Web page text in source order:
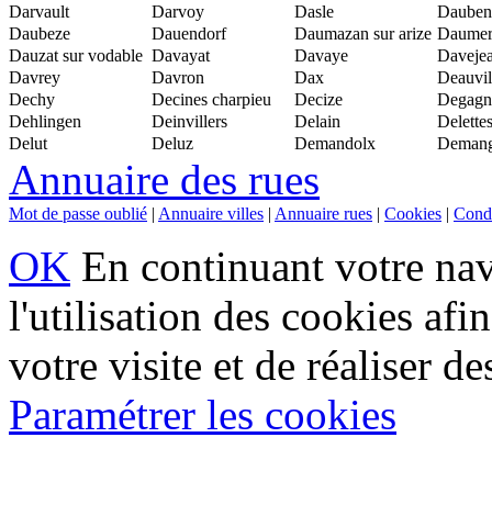
Darvault
Darvoy Dasle
Daubeze
Dauendorf Daumazan sur arize
Dauzat sur vodable Davayat Davaye
Davrey
Davron Dax
Dechy
Decines charpieu Decize
Dehlingen
Deinvillers Delain
Delettes
Delut
Deluz Demandolx
Annuaire des rues
Mot de passe oublié | Annuaire villes | Annuaire rues | Cookies |
OK En continuant votre
l'utilisation des cookies
votre visite et de réaliser
Paramétrer les cookies